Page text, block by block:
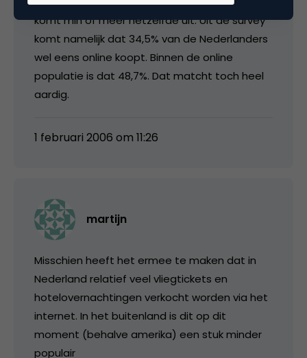
komt min of meer hetzelfde uit. Uit de survey
komt namelijk dat 34,5% van de Nederlanders
wel eens online koopt. Binnen de online
populatie is dat 48,7%. Dat matcht toch heel
aardig.
1 februari 2006 om 11:26
martijn
Misschien heeft het ermee te maken dat in
Nederland relatief veel vliegtickets en
hotelovernachtingen verkocht worden via het
internet. In het buitenland is dit op dit
moment (behalve amerika) een stuk minder
populair